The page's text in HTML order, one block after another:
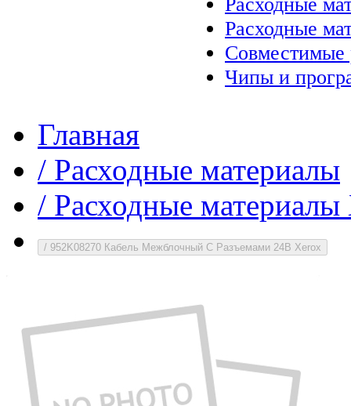
Расходные
Совместимые
Чипы и
Главная
/ Расходные материалы
/ Расходные
/ 952K08270 Кабель Межблочный С Разъемами 24В Xerox